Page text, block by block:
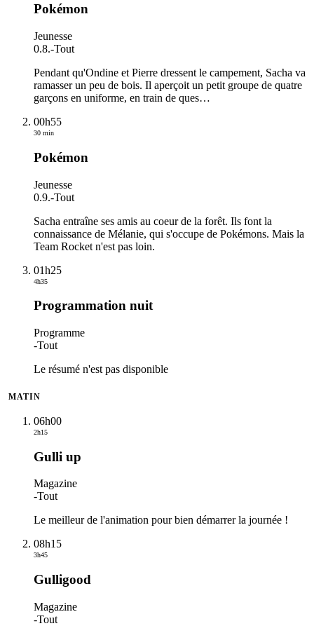
Pokémon
Jeunesse
0.8.-Tout
Pendant qu'Ondine et Pierre dressent le campement, Sacha va
ramasser un peu de bois. Il aperçoit un petit groupe de quatre
garçons en uniforme, en train de ques…
00h55
30 min
Pokémon
Jeunesse
0.9.-Tout
Sacha entraîne ses amis au coeur de la forêt. Ils font la
connaissance de Mélanie, qui s'occupe de Pokémons. Mais la
Team Rocket n'est pas loin.
01h25
4h35
Programmation nuit
Programme
-Tout
Le résumé n'est pas disponible
MATIN
06h00
2h15
Gulli up
Magazine
-Tout
Le meilleur de l'animation pour bien démarrer la journée !
08h15
3h45
Gulligood
Magazine
-Tout